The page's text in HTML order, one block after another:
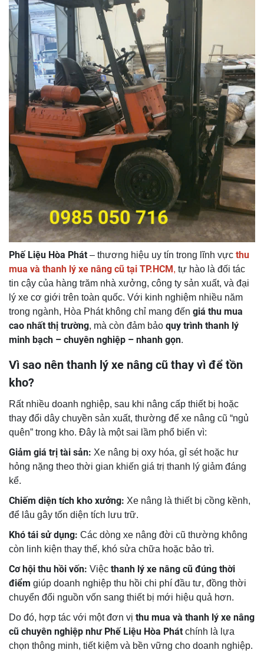
Phế Liệu Hòa Phát – thương hiệu uy tín trong lĩnh vực thu
mua và thanh lý xe nâng cũ tại TP.HCM , tự hào là đối tác
tin cậy của hàng trăm nhà xưởng, công ty sản xuất, và đại
lý xe cơ giới trên toàn quốc. Với kinh nghiệm nhiều năm
trong ngành, Hòa Phát không chỉ mang đến giá thu mua
cao nhất thị trường, mà còn đảm bảo quy trình thanh lý
minh bạch – chuyên nghiệp – nhanh gọn.
Vì sao nên thanh lý xe nâng cũ thay vì để tồn
kho?
Rất nhiều doanh nghiệp, sau khi nâng cấp thiết bị hoặc
thay đổi dây chuyền sản xuất, thường để xe nâng cũ “ngủ
quên” trong kho. Đây là một sai lầm phổ biến vì:
Giảm giá trị tài sản: Xe nâng bị oxy hóa, gỉ sét hoặc hư
hỏng nặng theo thời gian khiến giá trị thanh lý giảm đáng
kể.
Chiếm diện tích kho xưởng: Xe nâng là thiết bị cồng kềnh,
để lâu gây tốn diện tích lưu trữ.
Khó tái sử dụng: Các dòng xe nâng đời cũ thường không
còn linh kiện thay thế, khó sửa chữa hoặc bảo trì.
Cơ hội thu hồi vốn: Việc thanh lý xe nâng cũ đúng thời
điểm giúp doanh nghiệp thu hồi chi phí đầu tư, đồng thời
chuyển đổi nguồn vốn sang thiết bị mới hiệu quả hơn.
Do đó, hợp tác với một đơn vị thu mua và thanh lý xe nâng
cũ chuyên nghiệp như Phế Liệu Hòa Phát chính là lựa
chọn thông minh, tiết kiệm và bền vững cho doanh nghiệp.